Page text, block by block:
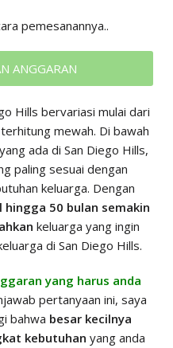
pemesanannya..
ANGGARAN
Hills bervariasi mulai dari
mewah. Di bawah
ada di San Diego Hills,
paling sesuai dengan
keluarga. Dengan
hingga 50 bulan semakin
keluarga yang ingin
di San Diego Hills.
yang harus anda
pertanyaan ini, saya
bahwa besar kecilnya
kebutuhan yang anda